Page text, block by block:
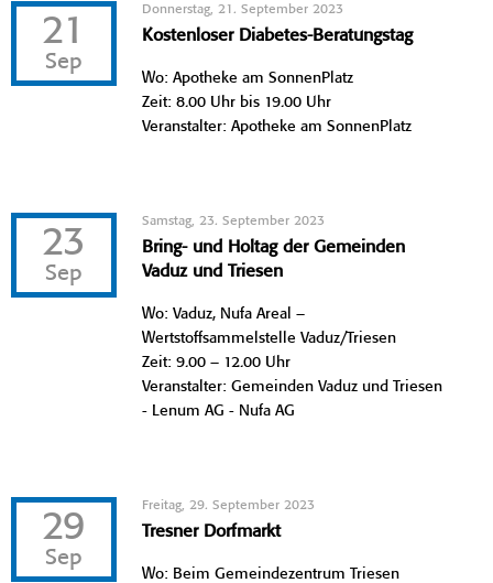
21
Sep
Donnerstag, 21. September 2023
Kostenloser Diabetes-Beratungstag
Wo: Apotheke am SonnenPlatz
Zeit: 8.00 Uhr bis 19.00 Uhr
Veranstalter: Apotheke am SonnenPlatz
23
Sep
Samstag, 23. September 2023
Bring- und Holtag der Gemeinden
Vaduz und Triesen
Wo: Vaduz, Nufa Areal –
Wertstoffsammelstelle Vaduz/Triesen
Zeit: 9.00 – 12.00 Uhr
Veranstalter: Gemeinden Vaduz und Triesen
- Lenum AG - Nufa AG
29
Sep
Freitag, 29. September 2023
Tresner Dorfmarkt
Wo: Beim Gemeindezentrum Triesen